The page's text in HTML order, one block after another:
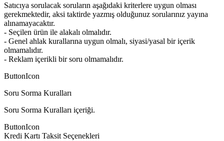
Satıcıya sorulacak soruların aşağıdaki kriterlere uygun olması
gerekmektedir, aksi taktirde yazmış olduğunuz sorularınız yayına
alınamayacaktır.
- Seçilen ürün ile alakalı olmalıdır.
- Genel ahlak kurallarına uygun olmalı, siyasi/yasal bir içerik
olmamalıdır.
- Reklam içerikli bir soru olmamalıdır.
ButtonIcon
Soru Sorma Kuralları
Soru Sorma Kuralları içeriği.
ButtonIcon
Kredi Kartı Taksit Seçenekleri